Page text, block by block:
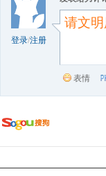
登录/注册
表情